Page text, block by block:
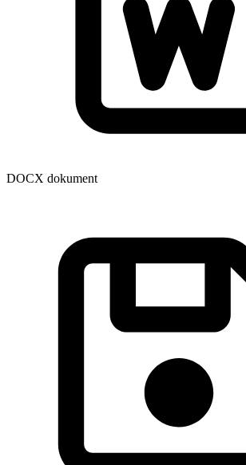
DOCX dokument